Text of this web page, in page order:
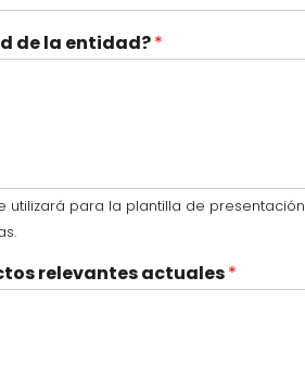
de la entidad?*
utilizará para la plantilla de presentación
relevantes actuales*